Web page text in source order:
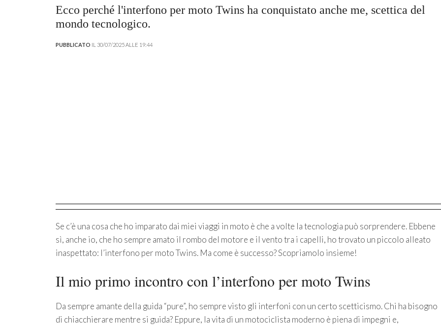
Ecco perché l'interfono per moto Twins ha conquistato anche me, scettica del
mondo tecnologico.
PUBBLICATO IL 30/07/2025 ALLE 19:44
Se c’è una cosa che ho imparato dai miei viaggi in moto è che a volte la tecnologia può sorprendere. Ebbene
sì, anche io, che ho sempre amato il rombo del motore e il vento tra i capelli, ho trovato un piccolo alleato
inaspettato: l’interfono per moto Twins. Ma come è successo? Scopriamolo insieme!
Il mio primo incontro con l’interfono per moto Twins
Da sempre amante della guida “pure”, ho sempre visto gli interfoni con un certo scetticismo. Chi ha bisogno
di chiacchierare mentre si guida? Eppure, la vita di un motociclista moderno è piena di impegni e,